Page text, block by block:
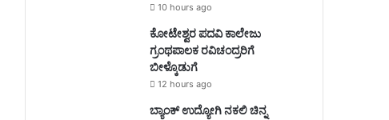
10 hours ago
ಕೋಟೇಶ್ವರ ಪದವಿ ಕಾಲೇಜು
ಗ್ರಂಥಪಾಲಕ ರವಿಚಂದ್ರರಿಗೆ
ಬೀಳ್ಕೊಡುಗೆ
12 hours ago
ಬ್ಯಾಂಕ್ ಉದ್ಯೋಗಿ ನಕಲಿ ಚಿನ್ನ